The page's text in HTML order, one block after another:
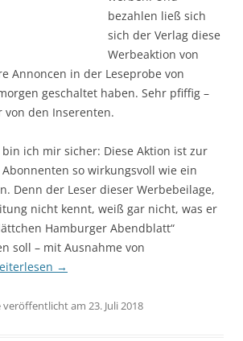
bezahlen ließ sich
sich der Verlag diese
Werbeaktion von
Annoncen in der Leseprobe von
geschaltet haben. Sehr pfiffig –
den Inserenten.
ich mir sicher: Diese Aktion ist zur
so wirkungsvoll wie ein
Denn der Leser dieser Werbebeilage,
nicht kennt, weiß gar nicht, was er
Hamburger Abendblatt“
soll – mit Ausnahme von
→
am 23. Juli 2018